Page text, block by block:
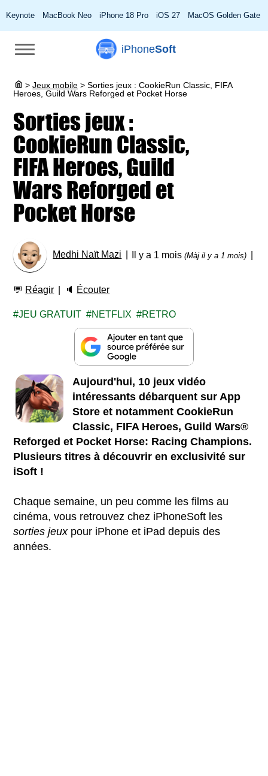
Keynote MacBook Neo iPhone 18 Pro iOS 27 MacOS Golden Gate
iPhoneSoft
> Jeux mobile > Sorties jeux : CookieRun Classic, FIFA
Heroes, Guild Wars Reforged et Pocket Horse
Sorties jeux :
CookieRun Classic,
FIFA Heroes, Guild
Wars Reforged et
Pocket Horse
Medhi Naït Mazi Il y a 1 mois(Màj il y a 1 mois)
💬 Réagir 🔈 Écouter
JEU GRATUIT NETFLIX RETRO
Aujourd'hui, 10 jeux vidéo
intéressants débarquent sur App
Store et notamment CookieRun
Classic, FIFA Heroes, Guild Wars®
Reforged et Pocket Horse: Racing Champions.
Plusieurs titres à découvrir en exclusivité sur
iSoft !
Chaque semaine, un peu comme les films au
cinéma, vous retrouvez chez iPhoneSoft les
sorties jeuxpour iPhone et iPad depuis des
années.